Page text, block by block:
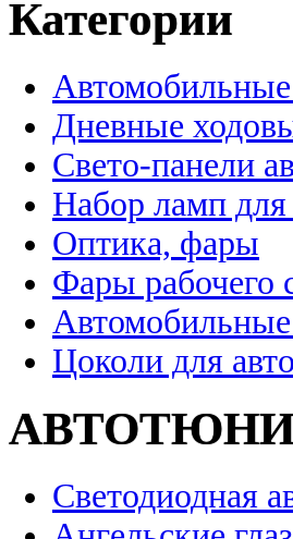
Категории
Дневные
Свето-панели
Набор ламп для
Оптика, фары
Фары рабочего
Цоколи для
Светодиодная